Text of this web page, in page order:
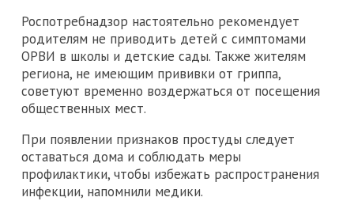
Роспотребнадзор настоятельно рекомендует
родителям не приводить детей с симптомами
ОРВИ в школы и детские сады. Также жителям
региона, не имеющим прививки от гриппа,
советуют временно воздержаться от посещения
общественных мест.
При появлении признаков простуды следует
оставаться дома и соблюдать меры
профилактики, чтобы избежать распространения
инфекции, напомнили медики.